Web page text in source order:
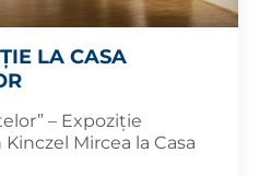
LA CASA
– Expoziție
Mircea la Casa